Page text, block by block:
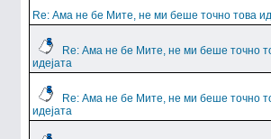
Re: Ама не бе Мите, не ми беше точно това
Re: Ама не бе Мите, не ми беше точно
идејата
Re: Ама не бе Мите, не ми беше точно
идејата